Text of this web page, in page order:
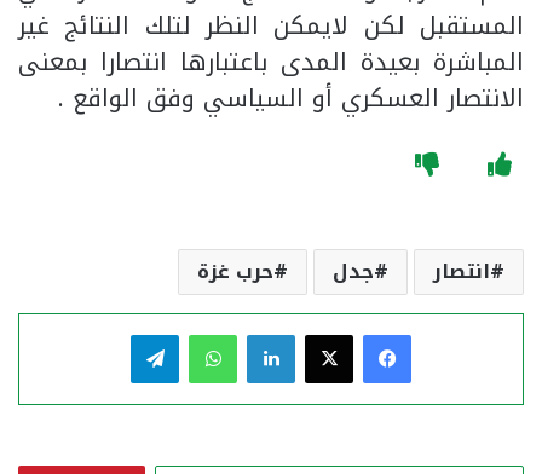
المستقبل لكن لايمكن النظر لتلك النتائج غير
المباشرة بعيدة المدى باعتبارها انتصارا بمعنى
الانتصار العسكري أو السياسي وفق الواقع .
انتصار جدل حرب غزة
فيسبوك لينكدإن واتساب